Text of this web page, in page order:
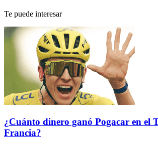
Te puede interesar
¿Cuánto dinero ganó Pogacar en el
Francia?